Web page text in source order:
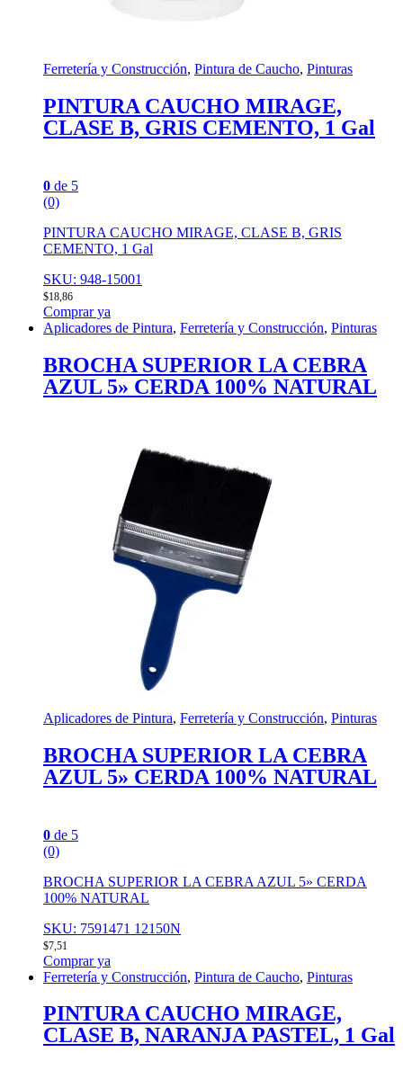
Ferretería y Construcción, Pintura de Caucho, Pinturas
PINTURA CAUCHO MIRAGE,
CLASE B, GRIS CEMENTO, 1 Gal
0 de 5
(0)
PINTURA CAUCHO MIRAGE, CLASE B, GRIS
CEMENTO, 1 Gal
SKU: 948-15001
$18,86
Comprar ya
Aplicadores de Pintura, Ferretería y Construcción, Pinturas
BROCHA SUPERIOR LA CEBRA
AZUL 5» CERDA 100% NATURAL
Aplicadores de Pintura, Ferretería y Construcción, Pinturas
BROCHA SUPERIOR LA CEBRA
AZUL 5» CERDA 100% NATURAL
0 de 5
(0)
BROCHA SUPERIOR LA CEBRA AZUL 5» CERDA
100% NATURAL
SKU: 7591471 12150N
$7,51
Comprar ya
Ferretería y Construcción, Pintura de Caucho, Pinturas
PINTURA CAUCHO MIRAGE,
CLASE B, NARANJA PASTEL, 1 Gal